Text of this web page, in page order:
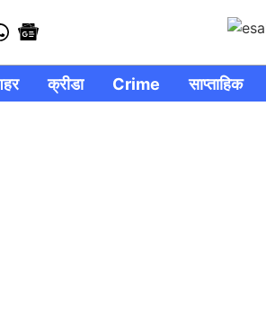
क्रीडा Crime साप्ताहिक